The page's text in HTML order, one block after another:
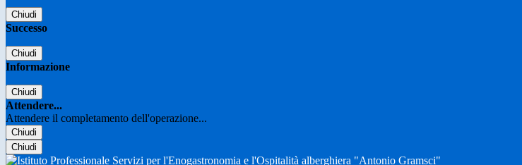
Chiudi
Successo
Chiudi
Informazione
Chiudi
Attendere...
Attendere il completamento dell'operazione...
Chiudi
Chiudi